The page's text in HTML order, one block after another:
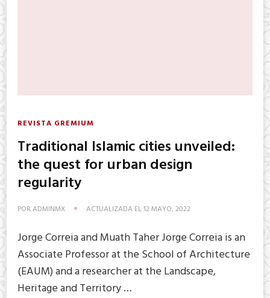
REVISTA GREMIUM
Traditional Islamic cities unveiled:
the quest for urban design
regularity
POR ADMINMX ACTUALIZADA EL12 MAYO, 2022
Jorge Correia and Muath Taher Jorge Correia is an
Associate Professor at the School of Architecture
(EAUM) and a researcher at the Landscape,
Heritage and Territory …